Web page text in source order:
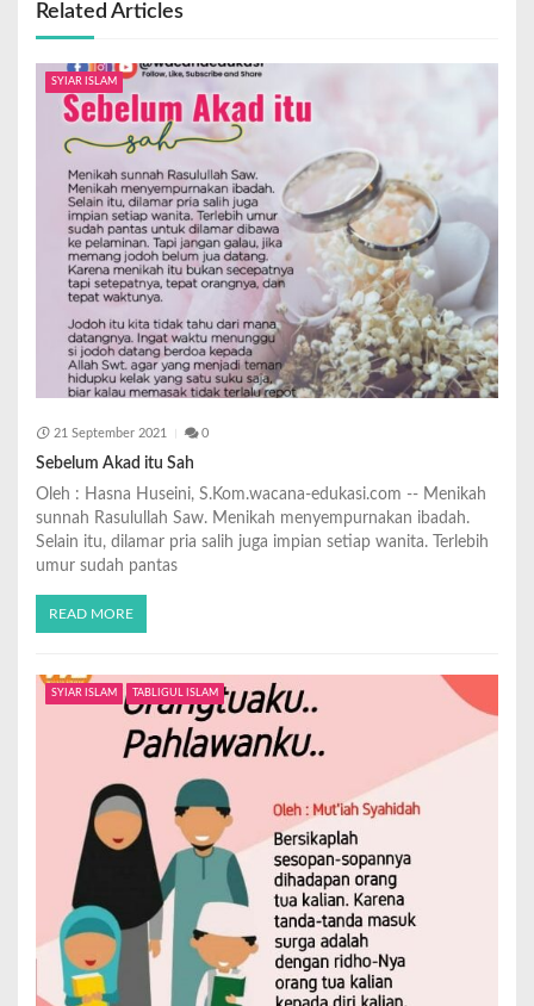
Related Articles
SYIAR ISLAM
21 September 2021 0
Sebelum Akad itu Sah
Oleh : Hasna Huseini, S.Kom.wacana-edukasi.com -- Menikah
sunnah Rasulullah Saw. Menikah menyempurnakan ibadah.
Selain itu, dilamar pria salih juga impian setiap wanita. Terlebih
umur sudah pantas
READ MORE
SYIAR ISLAM TABLIGUL ISLAM